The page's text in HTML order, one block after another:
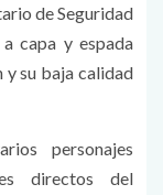
de Seguridad
capa y espada
y su baja calidad
personajes
directos del